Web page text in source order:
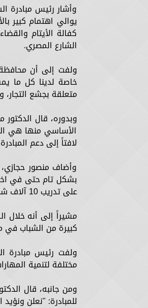
وأشار رئيس مبادرة
يوالي اهتمام كبير
كفالة الأيتام
الشارع المصري.
ولفت إلى أن
خاصة لدينا كل ما
متعلقة بجشع التجار،
وبدوره، قال
الأساسي منها هي
لافتاً إلى دعم
وأضاف منصور
على تدريب 10 آلاف شخص، وأيضا عملت على زيادة الوعي لدى الشباب.
مشيراً إلى أنه خلال
كبيرة من الشباب في
ولفت رئيس مبادرة
مختلفة لتنمية
ومن جانبه، قال
للمبادرة: "نعلن